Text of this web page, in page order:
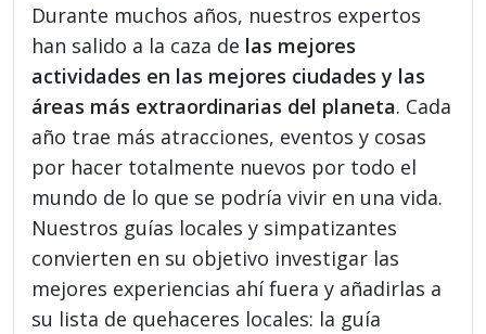
Durante muchos años, nuestros expertos
han salido a la caza de las mejores
actividades en las mejores ciudades y las
áreas más extraordinarias del planeta. Cada
año trae más atracciones, eventos y cosas
por hacer totalmente nuevos por todo el
mundo de lo que se podría vivir en una vida.
Nuestros guías locales y simpatizantes
convierten en su objetivo investigar las
mejores experiencias ahí fuera y añadirlas a
su lista de quehaceres locales: la guía